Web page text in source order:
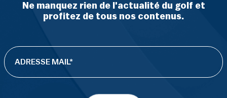
Ne manquez rien de l'actualité du golf et
profitez de tous nos contenus.